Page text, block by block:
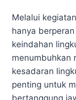
Melalui
hanya
keindahan
menumbuhkan
kesadaran
penting untuk
bertanggung